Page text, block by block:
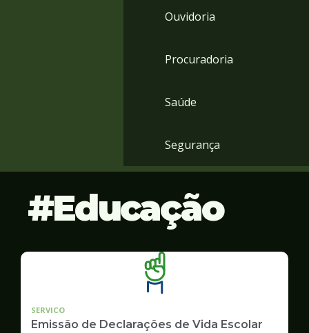
Ouvidoria
Procuradoria
Saúde
Segurança
Educação
SERVICO
Emissão de Declarações de Vida Escolar